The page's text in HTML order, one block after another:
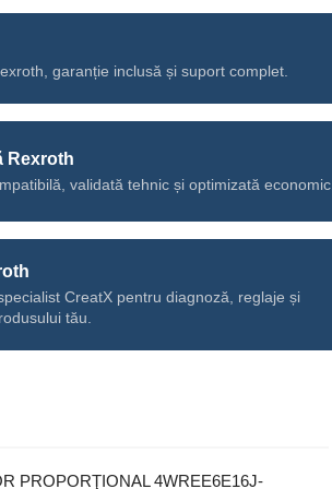
garanție inclusă și suport complet.
Rexroth
validată tehnic și optimizată economic.
CreatX pentru diagnoză, reglaje și
tău.
PROPORŢIONAL 4WREE6E16J-